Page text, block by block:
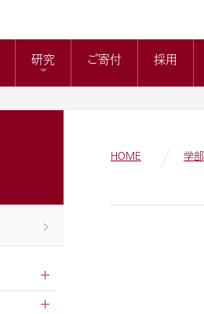
研究 ご寄付 採用
役員報酬の支給基準につい
ガバナンスコード
教育センター
KMUバイオバンクセン
HOME 学